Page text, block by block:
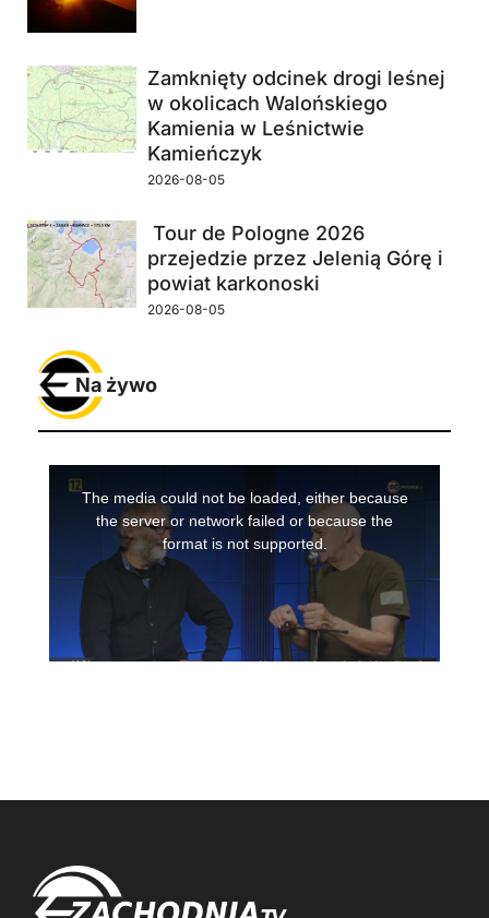
Zamknięty odcinek drogi leśnej
w okolicach Walońskiego
Kamienia w Leśnictwie
Kamieńczyk
2026-08-05
Tour de Pologne 2026
przejedzie przez Jelenią Górę i
powiat karkonoski
2026-08-05
Na żywo